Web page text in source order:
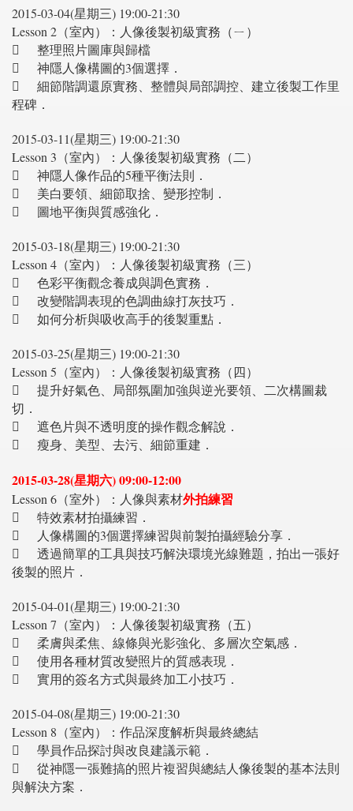
2015-03-04(星期三) 19:00-21:30
Lesson 2（室內）：人像後製初級實務（ㄧ）

整理照片圖庫與歸檔

神隱人像構圖的3個選擇．

細節階調還原實務、整體與局部調控、建立後製工作里
程碑．
2015-03-11(星期三) 19:00-21:30
Lesson 3（室內）：人像後製初級實務（二）

神隱人像作品的5種平衡法則．

美白要領、細節取捨、變形控制．

圖地平衡與質感強化．
2015-03-18(星期三) 19:00-21:30
Lesson 4（室內）：人像後製初級實務（三）

色彩平衡觀念養成與調色實務．

改變階調表現的色調曲線打灰技巧．

如何分析與吸收高手的後製重點．
2015-03-25(星期三) 19:00-21:30
Lesson 5（室內）：人像後製初級實務（四）

提升好氣色、局部氛圍加強與逆光要領、二次構圖裁
切．

遮色片與不透明度的操作觀念解說．

瘦身、美型、去污、細節重建．
2015-03-28(星期六) 09:00-12:00
Lesson 6（室外）：人像與素材外拍練習

特效素材拍攝練習．

人像構圖的3個選擇練習與前製拍攝經驗分享．

透過簡單的工具與技巧解決環境光線難題，拍出一張好
後製的照片．
2015-04-01(星期三) 19:00-21:30
Lesson 7（室內）：人像後製初級實務（五）

柔膚與柔焦、線條與光影強化、多層次空氣感．

使用各種材質改變照片的質感表現．

實用的簽名方式與最終加工小技巧．
2015-04-08(星期三) 19:00-21:30
Lesson 8（室內）：作品深度解析與最終總結

學員作品探討與改良建議示範．

從神隱一張難搞的照片複習與總結人像後製的基本法則
與解決方案．